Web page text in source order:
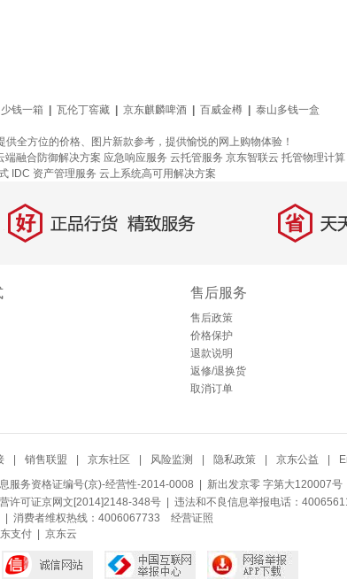
钱一箱 瓦伦丁窖藏 京东麒麟啤酒 百威金樽
泰山多钱一盒
全方位的价格、图片新款参考，提供愉悦的网上购物体验！
端融合防御解决方案 应急响应服务 云托管服务 京东智联云 托管物理计算
IDC 资产管理服务 云上系统高可用解决方案
好 正品行货，精致服务 省 天天
售后服务
售后政策
价格保护
退款说明
返修/退换货
取消订单
销售联盟 京东社区 风险监测 隐私政策 京东公益
服务资格证编号(京)-经营性-2014-0008 | 新出发京零 字第大120007号
许可证京网文[2014]2148-348号| 违法和不良信息举报电话：
| 消费者维权热线：4006067733 经营证照
支付| 京东云